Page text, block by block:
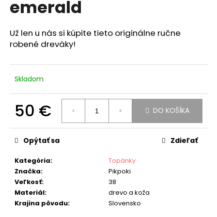
emerald
Už len u nás si kúpite tieto originálne ručne
robené dreváky!
Skladom
50 €
cena:
DO KOŠÍKA
Kategória:
Topánky
Značka:
Pikpoki
Veľkosť:
38
Materiál:
drevo a koža
Krajina pôvodu: Slovensko
Opýtať sa Zdieľať
á
s
ť
?
HĽADAŤ
d
p
o
ú